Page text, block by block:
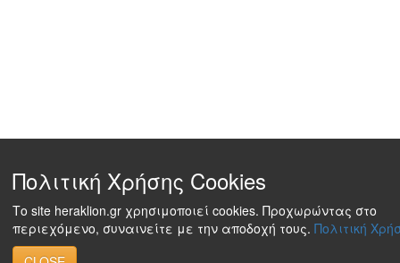
Πολιτική Χρήσης Cookies
Το site heraklion.gr χρησιμοποιεί cookies. Προχωρώντας στο
περιεχόμενο, συναινείτε με την αποδοχή τους. Πολιτική